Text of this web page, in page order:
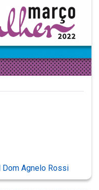
Dom Agnelo Rossi